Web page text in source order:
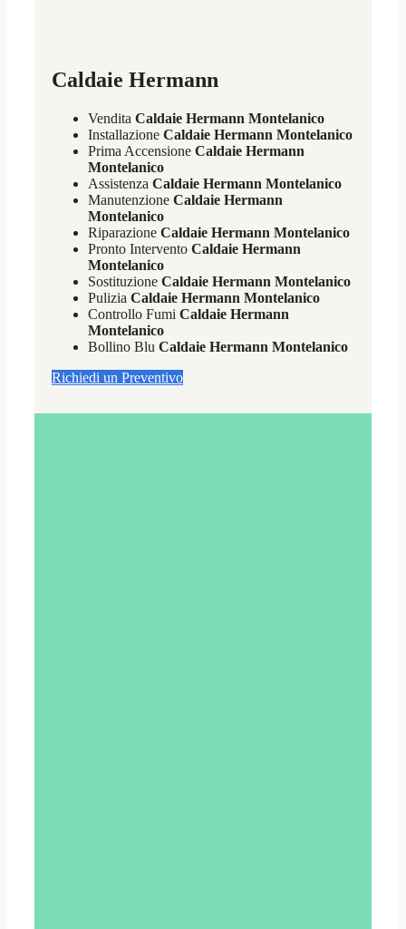
Caldaie Hermann
Vendita Caldaie Hermann Montelanico
Installazione Caldaie Hermann Montelanico
Prima Accensione Caldaie Hermann
Montelanico
Assistenza Caldaie Hermann Montelanico
Manutenzione Caldaie Hermann
Montelanico
Riparazione Caldaie Hermann Montelanico
Pronto Intervento Caldaie Hermann
Montelanico
Sostituzione Caldaie Hermann Montelanico
Pulizia Caldaie Hermann Montelanico
Controllo Fumi Caldaie Hermann
Montelanico
Bollino Blu Caldaie Hermann Montelanico
Richiedi un Preventivo